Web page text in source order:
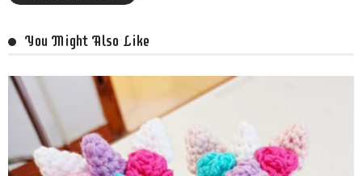
You Might Also Like